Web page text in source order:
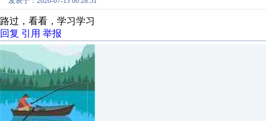
路过，看看，学习学习
回复 引用 举报